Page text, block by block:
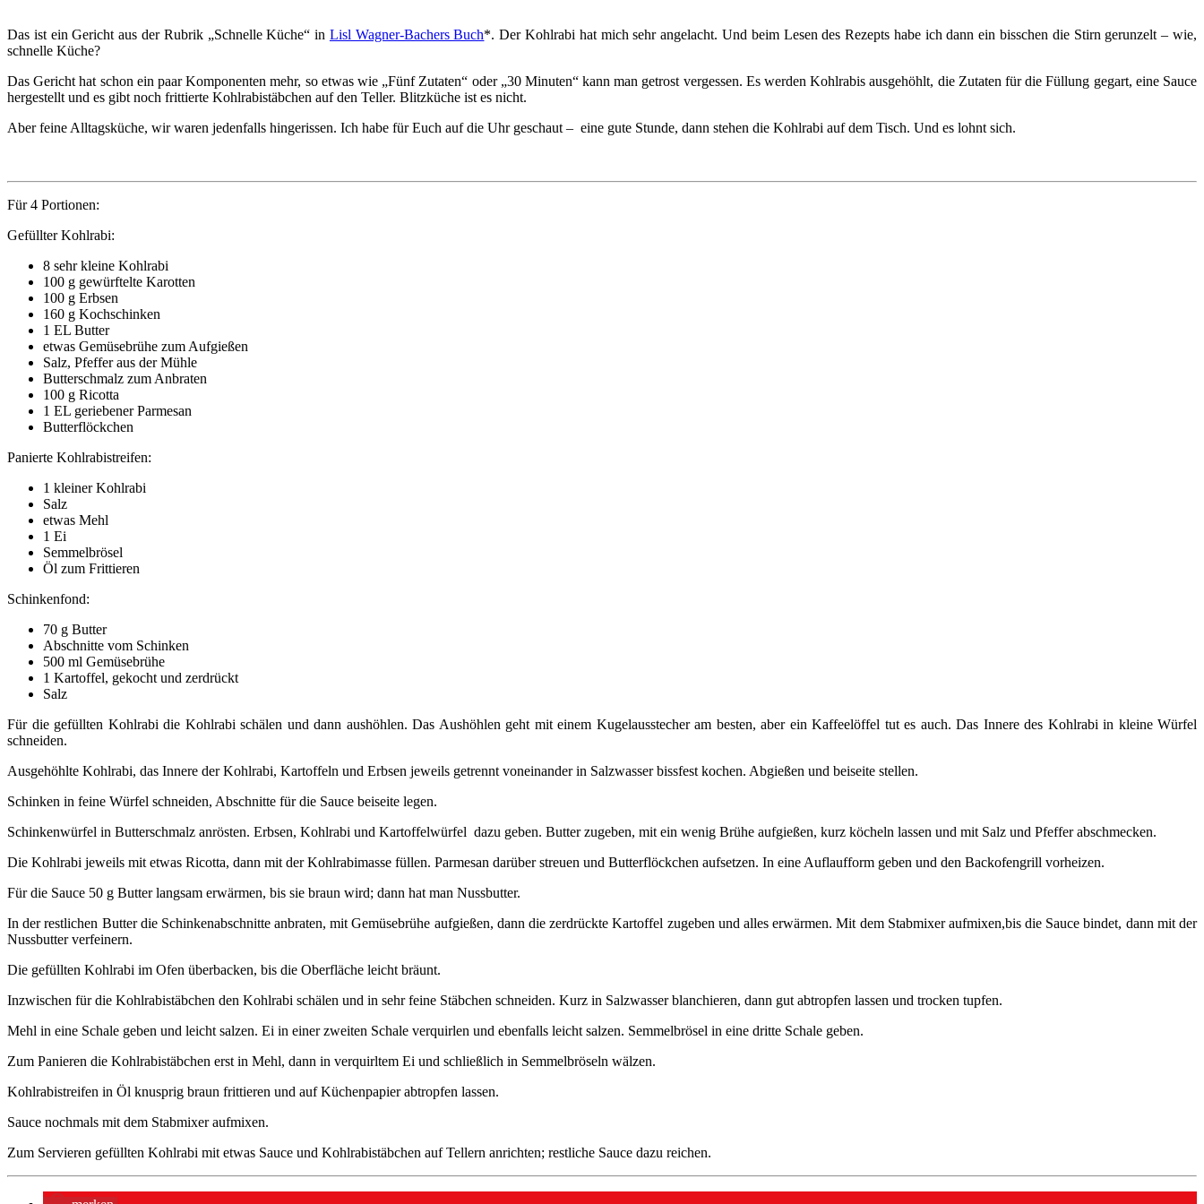
Das ist ein Gericht aus der Rubrik „Schnelle Küche“ in Lisl Wagner-Bachers Buch*. Der Kohlrabi hat mich sehr angelacht. Und beim Lesen des Rezepts habe ich dann ein bisschen die Stirn gerunzelt – wie,
schnelle Küche?
Das Gericht hat schon ein paar Komponenten mehr, so etwas wie „Fünf Zutaten“ oder „30 Minuten“ kann man getrost vergessen. Es werden Kohlrabis ausgehöhlt, die Zutaten für die Füllung gegart, eine Sauce
hergestellt und es gibt noch frittierte Kohlrabistäbchen auf den Teller. Blitzküche ist es nicht.
Aber feine Alltagsküche, wir waren jedenfalls hingerissen. Ich habe für Euch auf die Uhr geschaut – eine gute Stunde, dann stehen die Kohlrabi auf dem Tisch. Und es lohnt sich.
Für 4 Portionen:
Gefüllter Kohlrabi:
8 sehr kleine Kohlrabi
100 g gewürftelte Karotten
100 g Erbsen
160 g Kochschinken
1 EL Butter
etwas Gemüsebrühe zum Aufgießen
Salz, Pfeffer aus der Mühle
Butterschmalz zum Anbraten
100 g Ricotta
1 EL geriebener Parmesan
Butterflöckchen
Panierte Kohlrabistreifen:
1 kleiner Kohlrabi
Salz
etwas Mehl
1 Ei
Semmelbrösel
Öl zum Frittieren
Schinkenfond:
70 g Butter
Abschnitte vom Schinken
500 ml Gemüsebrühe
1 Kartoffel, gekocht und zerdrückt
Salz
Für die gefüllten Kohlrabi die Kohlrabi schälen und dann aushöhlen. Das Aushöhlen geht mit einem Kugelausstecher am besten, aber ein Kaffeelöffel tut es auch. Das Innere des Kohlrabi in kleine Würfel
schneiden.
Ausgehöhlte Kohlrabi, das Innere der Kohlrabi, Kartoffeln und Erbsen jeweils getrennt voneinander in Salzwasser bissfest kochen. Abgießen und beiseite stellen.
Schinken in feine Würfel schneiden, Abschnitte für die Sauce beiseite legen.
Schinkenwürfel in Butterschmalz anrösten. Erbsen, Kohlrabi und Kartoffelwürfel dazu geben. Butter zugeben, mit ein wenig Brühe aufgießen, kurz köcheln lassen und mit Salz und Pfeffer abschmecken.
Die Kohlrabi jeweils mit etwas Ricotta, dann mit der Kohlrabimasse füllen. Parmesan darüber streuen und Butterflöckchen aufsetzen. In eine Auflaufform geben und den Backofengrill vorheizen.
Für die Sauce 50 g Butter langsam erwärmen, bis sie braun wird; dann hat man Nussbutter.
In der restlichen Butter die Schinkenabschnitte anbraten, mit Gemüsebrühe aufgießen, dann die zerdrückte Kartoffel zugeben und alles erwärmen. Mit dem Stabmixer aufmixen,bis die Sauce bindet, dann mit der
Nussbutter verfeinern.
Die gefüllten Kohlrabi im Ofen überbacken, bis die Oberfläche leicht bräunt.
Inzwischen für die Kohlrabistäbchen den Kohlrabi schälen und in sehr feine Stäbchen schneiden. Kurz in Salzwasser blanchieren, dann gut abtropfen lassen und trocken tupfen.
Mehl in eine Schale geben und leicht salzen. Ei in einer zweiten Schale verquirlen und ebenfalls leicht salzen. Semmelbrösel in eine dritte Schale geben.
Zum Panieren die Kohlrabistäbchen erst in Mehl, dann in verquirltem Ei und schließlich in Semmelbröseln wälzen.
Kohlrabistreifen in Öl knusprig braun frittieren und auf Küchenpapier abtropfen lassen.
Sauce nochmals mit dem Stabmixer aufmixen.
Zum Servieren gefüllten Kohlrabi mit etwas Sauce und Kohlrabistäbchen auf Tellern anrichten; restliche Sauce dazu reichen.